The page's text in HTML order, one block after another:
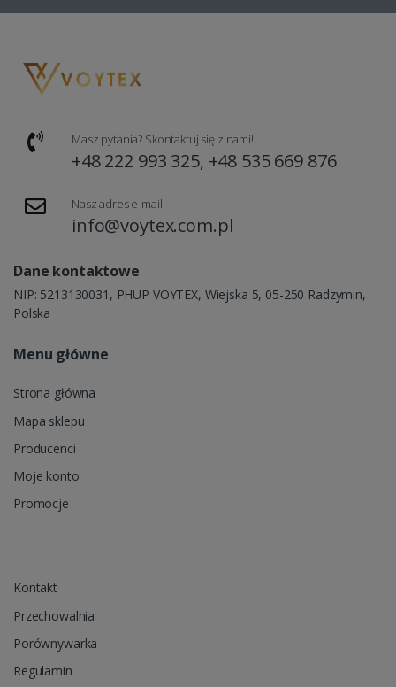
Masz pytania? Skontaktuj się z nami!
+48 222 993 325, +48 535 669 876
Nasz adres e-mail
info@voytex.com.pl
Dane kontaktowe
NIP: 5213130031, PHUP VOYTEX, Wiejska 5, 05-250 Radzymin,
Polska
Menu główne
Strona główna
Mapa sklepu
Producenci
Moje konto
Promocje
Kontakt
Przechowalnia
Porównywarka
Regulamin